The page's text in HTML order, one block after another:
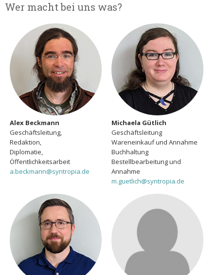
Wer macht bei uns was?
Alex Beckmann
Geschäftsleitung,
Redaktion,
Diplomatie,
Öffentlichkeitsarbeit
a.beckmann@syntropia.de
Michaela Gütlich
Geschäftsleitung
Wareneinkauf und Annahme
Buchhaltung
Bestellbearbeitung und
Annahme
m.guetlich@syntropia.de